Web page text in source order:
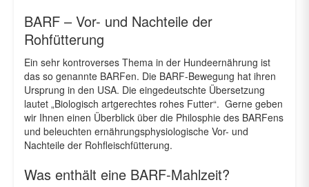
BARF – Vor- und Nachteile der
Rohfütterung
Ein sehr kontroverses Thema in der Hundeernährung ist
das so genannte BARFen. Die BARF-Bewegung hat ihren
Ursprung in den USA. Die eingedeutschte Übersetzung
lautet „Biologisch artgerechtes rohes Futter“. Gerne geben
wir Ihnen einen Überblick über die Philosphie des BARFens
und beleuchten ernährungsphysiologische Vor- und
Nachteile der Rohfleischfütterung.
Was enthält eine BARF-Mahlzeit?